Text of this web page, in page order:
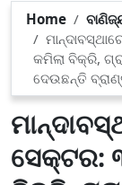
Home
କମିଲା ବିକ୍ରି,
ଦେଉଛନ୍ତି
ସେକ୍ଟର: